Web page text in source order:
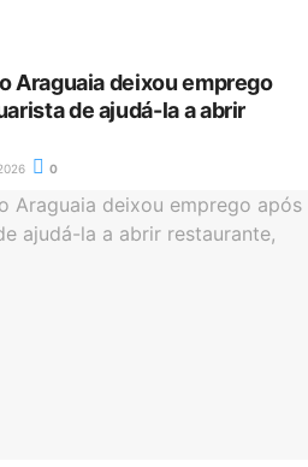
Araguaia deixou emprego
de ajudá-la a abrir
0